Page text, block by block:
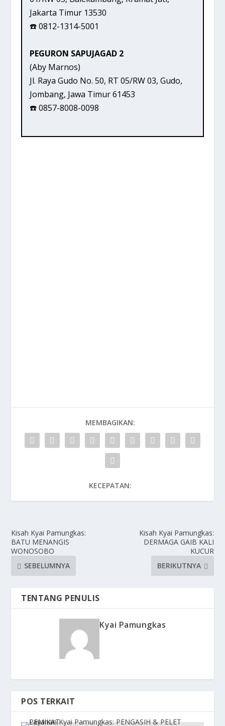
Jakarta Timur 13530
☎️ 0812-1314-5001
PEGURON SAPUJAGAD 2
(Aby Marnos)
Jl. Raya Gudo No. 50, RT 05/RW 03, Gudo,
Jombang, Jawa Timur 61453
☎️ 0857-8008-0098
MEMBAGIKAN:
KECEPATAN:
Kisah Kyai Pamungkas:
BATU MENANGIS
WONOSOBO
SEBELUMNYA
Kisah Kyai Pamungkas:
DERMAGA GAIB KALI
KUCUR
BERIKUTNYA
TENTANG PENULIS
Kyai Pamungkas
POS TERKAIT